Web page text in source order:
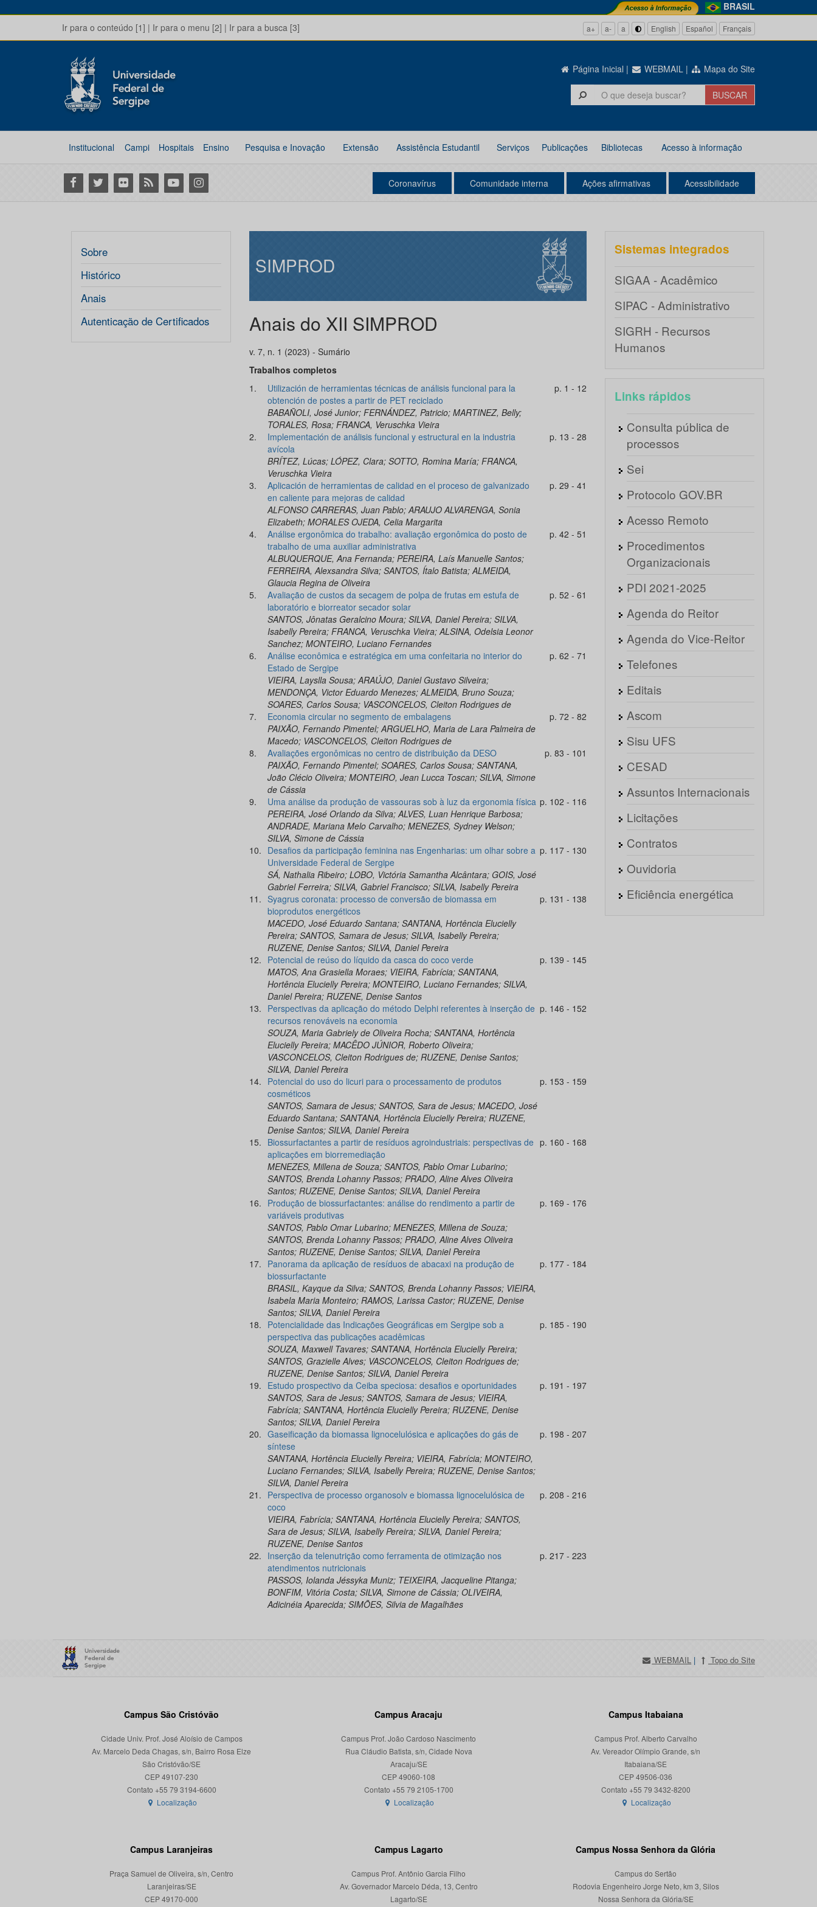
BRASIL
Ir para o conteúdo [1] | Ir para o menu [2] | Ir para a busca [3] a+ a- a English Español Français
Página Inicial | WEBMAIL | Mapa do Site
Institucional Campi Hospitais Ensino Pesquisa e Inovação Extensão Assistência Estudantil Serviços Publicações Bibliotecas Acesso à informação
Facebook
Twitter Flickr RSS YoutubeInstagram Coronavírus Comunidade interna Ações afirmativas Acessibilidade
Sobre
Histórico
Anais
Autenticação de Certificados
SIMPROD
Anais do XII SIMPROD
v. 7, n. 1 (2023) - Sumário
Trabalhos completos
1.
Utilización de herramientas técnicas de análisis funcional para la
obtención de postes a partir de PET reciclado
BABAÑOLI, José Junior; FERNÁNDEZ, Patricio; MARTINEZ, Belly;
TORALES, Rosa; FRANCA, Veruschka Vieira
p. 1 - 12
2.
Implementación de análisis funcional y estructural en la industria
avícola
BRÍTEZ, Lúcas; LÓPEZ, Clara; SOTTO, Romina María; FRANCA,
Veruschka Vieira
p. 13 - 28
3.
Aplicación de herramientas de calidad en el proceso de galvanizado
en caliente para mejoras de calidad
ALFONSO CARRERAS, Juan Pablo; ARAUJO ALVARENGA, Sonia
Elizabeth; MORALES OJEDA, Celia Margarita
p. 29 - 41
4.
Análise ergonômica do trabalho: avaliação ergonômica do posto de
trabalho de uma auxiliar administrativa
ALBUQUERQUE, Ana Fernanda; PEREIRA, Laís Manuelle Santos;
FERREIRA, Alexsandra Silva; SANTOS, Ítalo Batista; ALMEIDA,
Glaucia Regina de Oliveira
p. 42 - 51
5.
Avaliação de custos da secagem de polpa de frutas em estufa de
laboratório e biorreator secador solar
SANTOS, Jônatas Geralcino Moura; SILVA, Daniel Pereira; SILVA,
Isabelly Pereira; FRANCA, Veruschka Vieira; ALSINA, Odelsia Leonor
Sanchez; MONTEIRO, Luciano Fernandes
p. 52 - 61
6.
Análise econômica e estratégica em uma confeitaria no interior do
Estado de Sergipe
VIEIRA, Layslla Sousa; ARAÚJO, Daniel Gustavo Silveira;
MENDONÇA, Victor Eduardo Menezes; ALMEIDA, Bruno Souza;
SOARES, Carlos Sousa; VASCONCELOS, Cleiton Rodrigues de
p. 62 - 71
7.
Economia circular no segmento de embalagens
PAIXÃO, Fernando Pimentel; ARGUELHO, Maria de Lara Palmeira de
Macedo; VASCONCELOS, Cleiton Rodrigues de
p. 72 - 82
8.
Avaliações ergonômicas no centro de distribuição da DESO
PAIXÃO, Fernando Pimentel; SOARES, Carlos Sousa; SANTANA,
João Clécio Oliveira; MONTEIRO, Jean Lucca Toscan; SILVA, Simone
de Cássia
p. 83 - 101
9.
Uma análise da produção de vassouras sob à luz da ergonomia física
PEREIRA, José Orlando da Silva; ALVES, Luan Henrique Barbosa;
ANDRADE, Mariana Melo Carvalho; MENEZES, Sydney Welson;
SILVA, Simone de Cássia
p. 102 - 116
10. Desafios da participação feminina nas Engenharias: um olhar sobre a
Universidade Federal de Sergipe
SÁ, Nathalia Ribeiro; LOBO, Victória Samantha Alcântara; GOIS, José
Gabriel Ferreira; SILVA, Gabriel Francisco; SILVA, Isabelly Pereira
p. 117 - 130
11. Syagrus coronata: processo de conversão de biomassa em
bioprodutos energéticos
MACEDO, José Eduardo Santana; SANTANA, Hortência Elucielly
Pereira; SANTOS, Samara de Jesus; SILVA, Isabelly Pereira;
RUZENE, Denise Santos; SILVA, Daniel Pereira
p. 131 - 138
12. Potencial de reúso do líquido da casca do coco verde
MATOS, Ana Grasiella Moraes; VIEIRA, Fabrícia; SANTANA,
Hortência Elucielly Pereira; MONTEIRO, Luciano Fernandes; SILVA,
Daniel Pereira; RUZENE, Denise Santos
p. 139 - 145
13. Perspectivas da aplicação do método Delphi referentes à inserção de
recursos renováveis na economia
SOUZA, Maria Gabriely de Oliveira Rocha; SANTANA, Hortência
Elucielly Pereira; MACÊDO JÚNIOR, Roberto Oliveira;
VASCONCELOS, Cleiton Rodrigues de; RUZENE, Denise Santos;
SILVA, Daniel Pereira
p. 146 - 152
14. Potencial do uso do licuri para o processamento de produtos
cosméticos
SANTOS, Samara de Jesus; SANTOS, Sara de Jesus; MACEDO, José
Eduardo Santana; SANTANA, Hortência Elucielly Pereira; RUZENE,
Denise Santos; SILVA, Daniel Pereira
p. 153 - 159
15. Biossurfactantes a partir de resíduos agroindustriais: perspectivas de
aplicações em biorremediação
MENEZES, Millena de Souza; SANTOS, Pablo Omar Lubarino;
SANTOS, Brenda Lohanny Passos; PRADO, Aline Alves Oliveira
Santos; RUZENE, Denise Santos; SILVA, Daniel Pereira
p. 160 - 168
16. Produção de biossurfactantes: análise do rendimento a partir de
variáveis produtivas
SANTOS, Pablo Omar Lubarino; MENEZES, Millena de Souza;
SANTOS, Brenda Lohanny Passos; PRADO, Aline Alves Oliveira
Santos; RUZENE, Denise Santos; SILVA, Daniel Pereira
p. 169 - 176
17. Panorama da aplicação de resíduos de abacaxi na produção de
biossurfactante
BRASIL, Kayque da Silva; SANTOS, Brenda Lohanny Passos; VIEIRA,
Isabela Maria Monteiro; RAMOS, Larissa Castor; RUZENE, Denise
Santos; SILVA, Daniel Pereira
p. 177 - 184
18. Potencialidade das Indicações Geográficas em Sergipe sob a
perspectiva das publicações acadêmicas
SOUZA, Maxwell Tavares; SANTANA, Hortência Elucielly Pereira;
SANTOS, Grazielle Alves; VASCONCELOS, Cleiton Rodrigues de;
RUZENE, Denise Santos; SILVA, Daniel Pereira
p. 185 - 190
19. Estudo prospectivo da Ceiba speciosa: desafios e oportunidades
SANTOS, Sara de Jesus; SANTOS, Samara de Jesus; VIEIRA,
Fabrícia; SANTANA, Hortência Elucielly Pereira; RUZENE, Denise
Santos; SILVA, Daniel Pereira
p. 191 - 197
20. Gaseificação da biomassa lignocelulósica e aplicações do gás de
síntese
SANTANA, Hortência Elucielly Pereira; VIEIRA, Fabrícia; MONTEIRO,
Luciano Fernandes; SILVA, Isabelly Pereira; RUZENE, Denise Santos;
SILVA, Daniel Pereira
p. 198 - 207
21. Perspectiva de processo organosolv e biomassa lignocelulósica de
coco
VIEIRA, Fabrícia; SANTANA, Hortência Elucielly Pereira; SANTOS,
Sara de Jesus; SILVA, Isabelly Pereira; SILVA, Daniel Pereira;
RUZENE, Denise Santos
p. 208 - 216
22. Inserção da telenutrição como ferramenta de otimização nos
atendimentos nutricionais
PASSOS, Iolanda Jéssyka Muniz; TEIXEIRA, Jacqueline Pitanga;
BONFIM, Vitória Costa; SILVA, Simone de Cássia; OLIVEIRA,
Adicinéia Aparecida; SIMÕES, Silvia de Magalhães
p. 217 - 223
Sistemas integrados
SIGAA - Acadêmico
SIPAC - Administrativo
SIGRH - Recursos
Humanos
Links rápidos
Consulta pública de
processos
Sei
Protocolo GOV.BR
Acesso Remoto
Procedimentos
Organizacionais
PDI 2021-2025
Agenda do Reitor
Agenda do Vice-Reitor
Telefones
Editais
Ascom
Sisu UFS
CESAD
Assuntos Internacionais
Licitações
Contratos
Ouvidoria
Eficiência energética
WEBMAIL | Topo do Site
Campus São Cristóvão
Cidade Univ. Prof. José Aloísio de Campos
Av. Marcelo Deda Chagas, s/n, Bairro Rosa Elze
São Cristóvão/SE
CEP 49107-230
Localização
Campus Aracaju
Campus Prof. João Cardoso Nascimento
Rua Cláudio Batista, s/n, Cidade Nova
Aracaju/SE
CEP 49060-108
Localização
Campus Itabaiana
Campus Prof. Alberto Carvalho
Av. Vereador Olímpio Grande, s/n
Itabaiana/SE
CEP 49506-036
Localização
Campus Laranjeiras
Praça Samuel de Oliveira, s/n, Centro
Laranjeiras/SE
CEP 49170-000
Campus Lagarto
Campus Prof. Antônio Garcia Filho
Av. Governador Marcelo Déda, 13, Centro
Lagarto/SE
Campus Nossa Senhora da Glória
Campus do Sertão
Rodovia Engenheiro Jorge Neto, km 3, Silos
Nossa Senhora da Glória/SE